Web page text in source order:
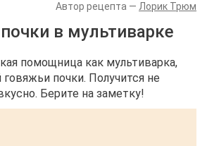
Лорик Трюм
в мультиварке
помощница как мультиварка,
говяжьи почки. Получится не
Берите на заметку!